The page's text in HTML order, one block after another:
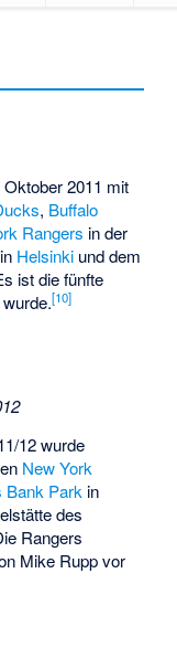
2011 mit
, Buffalo
Rangers in der
in Helsinki und dem
ist die fünfte
[10]
12 wurde
New York
Bank Park in
des
Rangers
Mike Ruppvor